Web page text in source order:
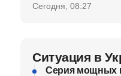
Сегодня, 08:27
Ситуация в
Серия мощных